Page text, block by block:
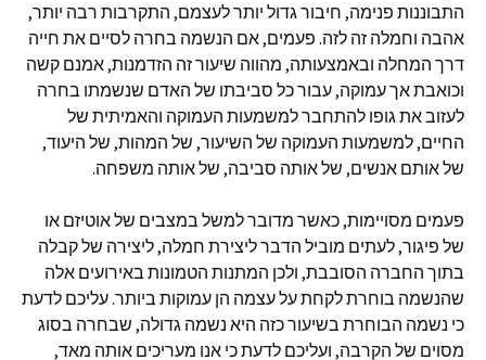
התבוננות פנימה, חיבור גדול יותר לעצמם, התקרבות רבה יותר,
אהבה וחמלה זה לזה. פעמים, אם הנשמה בחרה לסיים את חייה
דרך המחלה ובאמצעותה, מהווה שיעור זה הזדמנות, אמנם קשה
וכואבת אך עמוקה, עבור כל סביבתו של האדם שנשמתו בחרה
לעזוב את גופו להתחבר למשמעות העמוקה והאמיתית של
החיים, למשמעות העמוקה של השיעור, של המהות, של היעוד,
של אותם אנשים, של אותה סביבה, של אותה משפחה.
פעמים מסויימות, כאשר מדובר למשל במצבים של אוטיזם או
של פיגור, לעתים מוביל הדבר ליצירת חמלה, ליצירה של קבלה
בתוך החברה הסובבת, ולכן המתנות הטמונות באירועים אלה
שהנשמה בוחרת לקחת על עצמה הן עמוקות ביותר. עליכם לדעת
כי נשמה הבוחרת בשיעור כזה היא נשמה גדולה, שבחרה בסוג
מסוים של הקרבה, ועליכם לדעת כי אנו מעריכים אותה מאד,